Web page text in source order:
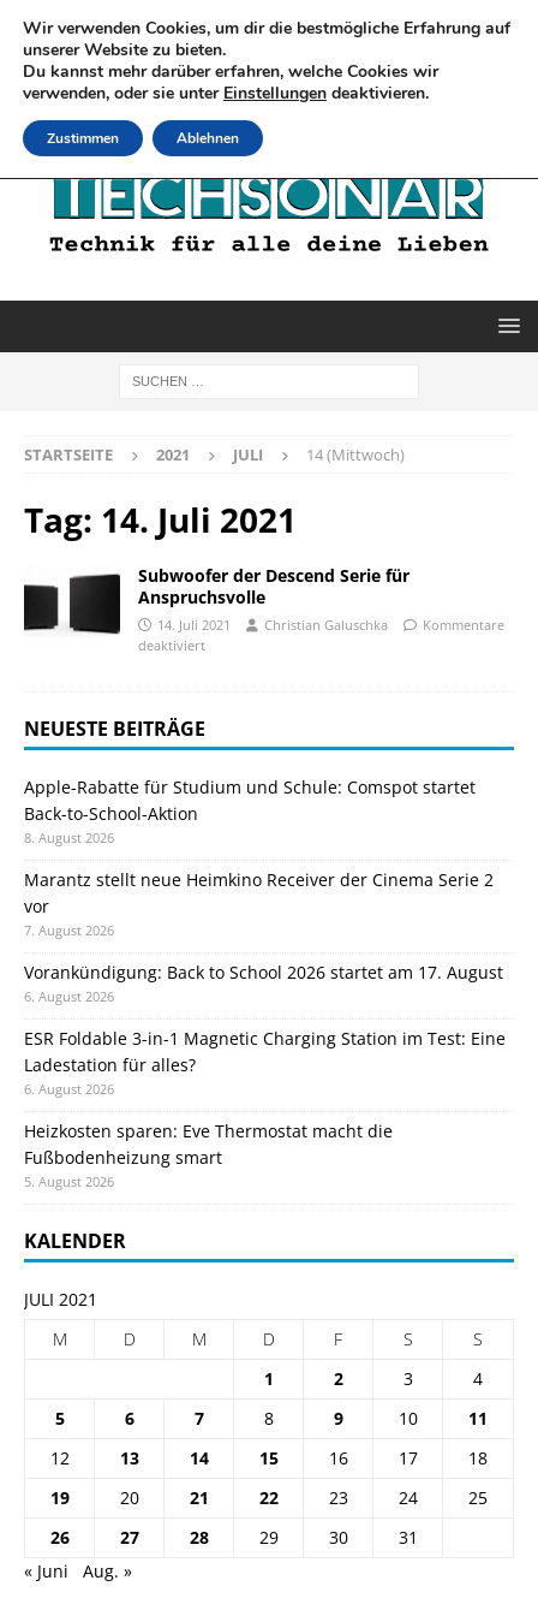
STARTSEITE 2021 JULI 14 (Mittwoch)
Tag: 14. Juli 2021
Subwoofer der Descend Serie für
Anspruchsvolle
14. Juli 2021 Christian Galuschka
Kommentare
deaktiviert
NEUESTE BEITRÄGE
Apple-Rabatte für Studium und Schule: Comspot startet
Back-to-School-Aktion
8. August 2026
Marantz stellt neue Heimkino Receiver der Cinema Serie 2
vor
7. August 2026
Vorankündigung: Back to School 2026 startet am 17. August
6. August 2026
ESR Foldable 3-in-1 Magnetic Charging Station im Test: Eine
Ladestation für alles?
6. August 2026
Heizkosten sparen: Eve Thermostat macht die
Fußbodenheizung smart
5. August 2026
KALENDER
JULI 2021
M
D M D F S
S
1
2 3
4
5
6 7 8 9 10
11
12
13 14 15 16 17
18
19
20 21 22 23 24
25
26
27 28 29 30
31
« Juni
Aug. »
Wir verwenden Cookies, um dir die bestmögliche Erfahrung auf
unserer Website zu bieten.
Du kannst mehr darüber erfahren, welche Cookies wir
verwenden, oder sie unter Einstellungen deaktivieren.
Zustimmen Ablehnen